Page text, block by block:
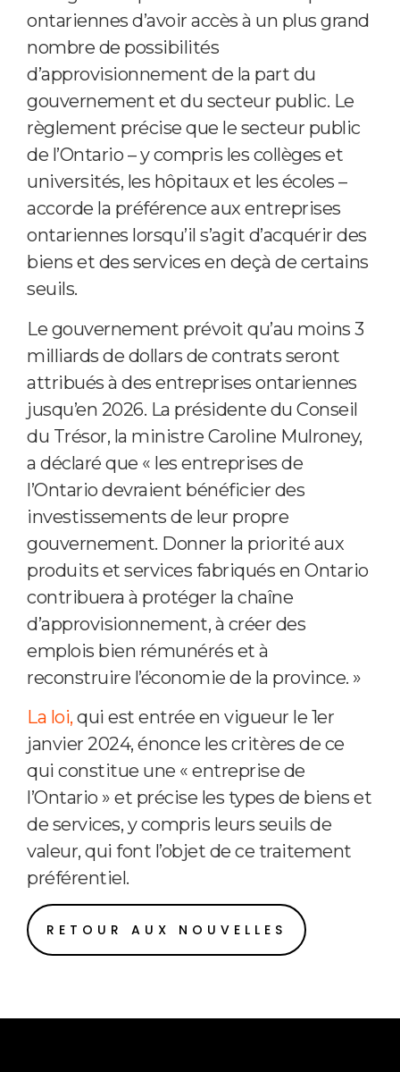
ontariennes d’avoir accès à un plus grand
nombre de possibilités
d’approvisionnement de la part du
gouvernement et du secteur public. Le
règlement précise que le secteur public
de l’Ontario – y compris les collèges et
universités, les hôpitaux et les écoles –
accorde la préférence aux entreprises
ontariennes lorsqu’il s’agit d’acquérir des
biens et des services en deçà de certains
seuils.
Le gouvernement prévoit qu’au moins 3
milliards de dollars de contrats seront
attribués à des entreprises ontariennes
jusqu’en 2026. La présidente du Conseil
du Trésor, la ministre Caroline Mulroney,
a déclaré que « les entreprises de
l’Ontario devraient bénéficier des
investissements de leur propre
gouvernement. Donner la priorité aux
produits et services fabriqués en Ontario
contribuera à protéger la chaîne
d’approvisionnement, à créer des
emplois bien rémunérés et à
reconstruire l’économie de la province. »
La loi, qui est entrée en vigueur le 1er
janvier 2024, énonce les critères de ce
qui constitue une « entreprise de
l’Ontario » et précise les types de biens et
de services, y compris leurs seuils de
valeur, qui font l’objet de ce traitement
préférentiel.
RETOUR AUX NOUVELLES